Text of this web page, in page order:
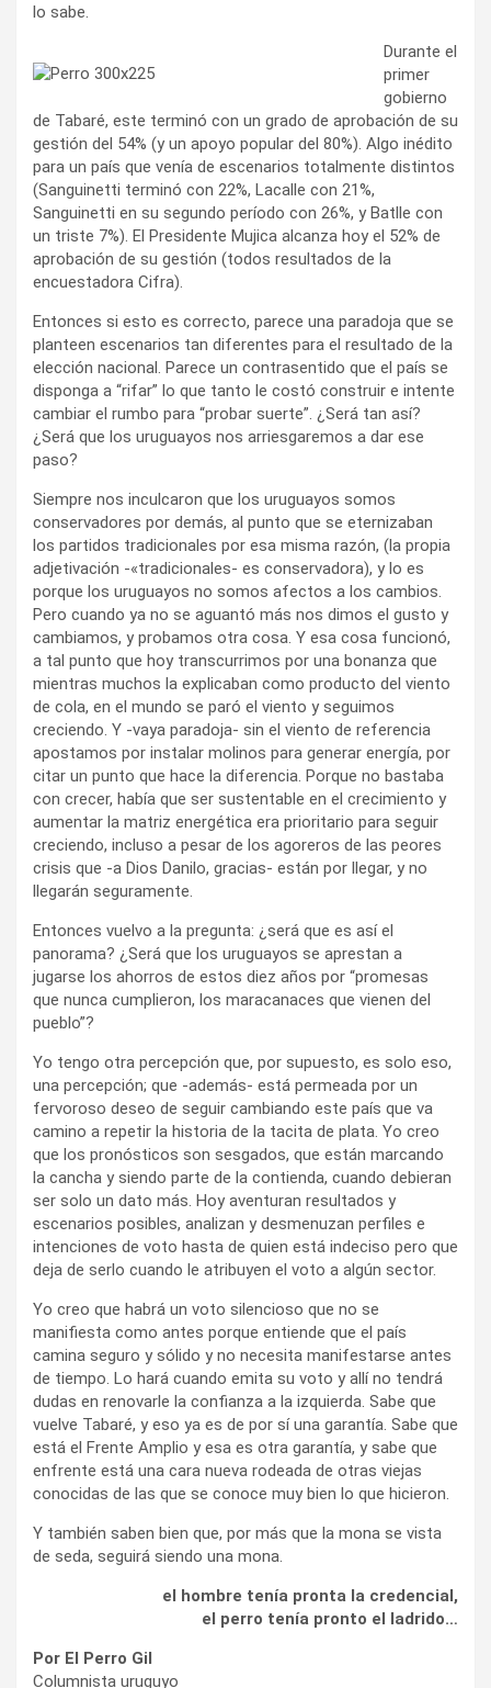
lo sabe.
Durante el
primer
gobierno
de Tabaré, este terminó con un grado de aprobación de su
gestión del 54% (y un apoyo popular del 80%). Algo inédito
para un país que venía de escenarios totalmente distintos
(Sanguinetti terminó con 22%, Lacalle con 21%,
Sanguinetti en su segundo período con 26%, y Batlle con
un triste 7%). El Presidente Mujica alcanza hoy el 52% de
aprobación de su gestión (todos resultados de la
encuestadora Cifra).
Entonces si esto es correcto, parece una paradoja que se
planteen escenarios tan diferentes para el resultado de la
elección nacional. Parece un contrasentido que el país se
disponga a “rifar” lo que tanto le costó construir e intente
cambiar el rumbo para “probar suerte”. ¿Será tan así?
¿Será que los uruguayos nos arriesgaremos a dar ese
paso?
Siempre nos inculcaron que los uruguayos somos
conservadores por demás, al punto que se eternizaban
los partidos tradicionales por esa misma razón, (la propia
adjetivación -«tradicionales- es conservadora), y lo es
porque los uruguayos no somos afectos a los cambios.
Pero cuando ya no se aguantó más nos dimos el gusto y
cambiamos, y probamos otra cosa. Y esa cosa funcionó,
a tal punto que hoy transcurrimos por una bonanza que
mientras muchos la explicaban como producto del viento
de cola, en el mundo se paró el viento y seguimos
creciendo. Y -vaya paradoja- sin el viento de referencia
apostamos por instalar molinos para generar energía, por
citar un punto que hace la diferencia. Porque no bastaba
con crecer, había que ser sustentable en el crecimiento y
aumentar la matriz energética era prioritario para seguir
creciendo, incluso a pesar de los agoreros de las peores
crisis que -a Dios Danilo, gracias- están por llegar, y no
llegarán seguramente.
Entonces vuelvo a la pregunta: ¿será que es así el
panorama? ¿Será que los uruguayos se aprestan a
jugarse los ahorros de estos diez años por “promesas
que nunca cumplieron, los maracanaces que vienen del
pueblo”?
Yo tengo otra percepción que, por supuesto, es solo eso,
una percepción; que -además- está permeada por un
fervoroso deseo de seguir cambiando este país que va
camino a repetir la historia de la tacita de plata. Yo creo
que los pronósticos son sesgados, que están marcando
la cancha y siendo parte de la contienda, cuando debieran
ser solo un dato más. Hoy aventuran resultados y
escenarios posibles, analizan y desmenuzan perfiles e
intenciones de voto hasta de quien está indeciso pero que
deja de serlo cuando le atribuyen el voto a algún sector.
Yo creo que habrá un voto silencioso que no se
manifiesta como antes porque entiende que el país
camina seguro y sólido y no necesita manifestarse antes
de tiempo. Lo hará cuando emita su voto y allí no tendrá
dudas en renovarle la confianza a la izquierda. Sabe que
vuelve Tabaré, y eso ya es de por sí una garantía. Sabe que
está el Frente Amplio y esa es otra garantía, y sabe que
enfrente está una cara nueva rodeada de otras viejas
conocidas de las que se conoce muy bien lo que hicieron.
Y también saben bien que, por más que la mona se vista
de seda, seguirá siendo una mona.
el hombre tenía pronta la credencial,
el perro tenía pronto el ladrido…
Por El Perro Gil
Columnista uruguyo